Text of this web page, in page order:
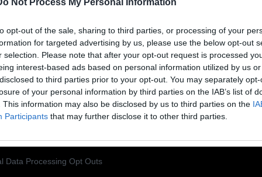
opt-out of the sale, sharing to third parties, or processing of your
for targeted advertising by us, please use the below opt-out
selection. Please note that after your opt-out request is processed
interest-based ads based on personal information utilized by us
to third parties prior to your opt-out. You may separately
of your personal information by third parties on the IAB’s list of
This information may also be disclosed by us to third parties on the
Participants that may further disclose it to other third parties.
Data Processing Opt Outs
ΝΙΚΗΦΟΡΟΥ
2015
ορφανός σκύλος με σπασμένο πόδι. Ένα pet
που τον δίνει για υιοθεσία δωρεάν. Ένα αγόρι
μοιράζεται μαζί με τον σκυλάκο κάτι κοινό. Η
δηλαδή η ιδιότητα να μπορούμε να
οικοδομείται κατά μεγάλο μέρος της